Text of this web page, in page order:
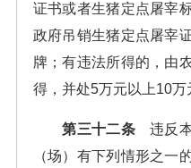
证书或者生猪定点屠宰
政府吊销生猪定点屠宰
牌；有违法所得的，由
得，并处5万元以上10万
第三十二条违反本
（场）有下列情形之一